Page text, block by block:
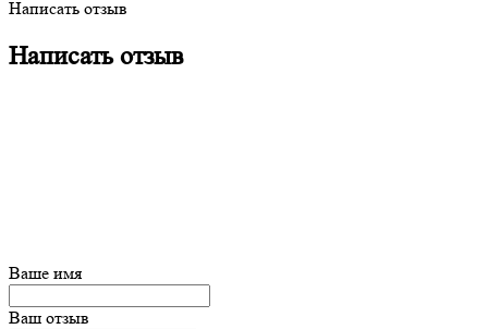
Написать отзыв
Написать отзыв
Ваше имя
Ваш отзыв